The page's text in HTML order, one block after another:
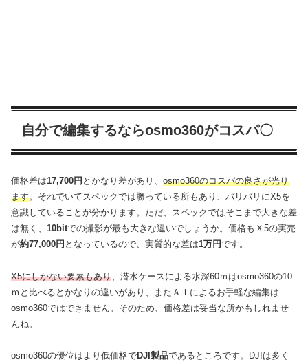
自分で編集するならosmo360がコスパ〇
価格差は17,700円 とかなり差があり、 osmo360のコスパの良さが光り
ます。それでいてスペックでは勝っている所もあり、バリバリにX5を
意識していることが分かります。ただ、スペックではそこまで大きな差
は無く、 10bitでの撮影が最も大きな違いでしょうか。価格もＸ5の実売
が約77,000円 となっているので、実質的な差は1万円です。
X5にしかない要素もあり 、潜水ケースによる水深60ｍはosmo360の10
ｍと比べるとかなりの違いがあり、またＡＩによるお手軽な編集は
osmo360ではできません。そのため、価格差は妥当な所かもしれませ
んね。
osmo360の優位はより低価格でDJI製品であるところです。DJIは多く